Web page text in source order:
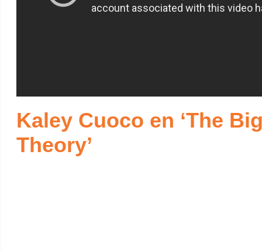
Kaley Cuoco en ‘The
Theory’